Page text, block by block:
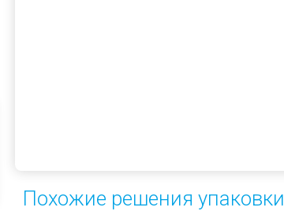
Похожие решения упаковки